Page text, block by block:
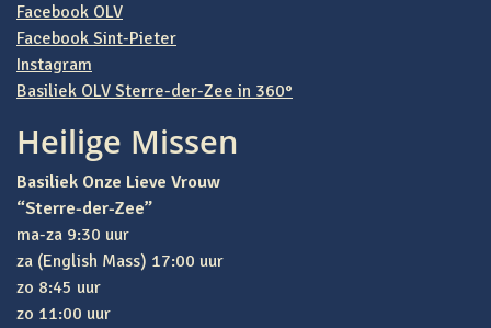
Facebook OLV
Facebook Sint-Pieter
Instagram
Basiliek OLV Sterre-der-Zee in 360°
Heilige Missen
Basiliek Onze Lieve Vrouw
“Sterre-der-Zee”
ma-za 9:30 uur
za (English Mass) 17:00 uur
zo 8:45 uur
zo 11:00 uur